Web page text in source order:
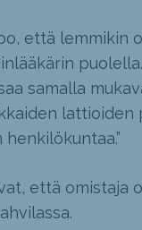
että lemmikin
samalla
että omistaja